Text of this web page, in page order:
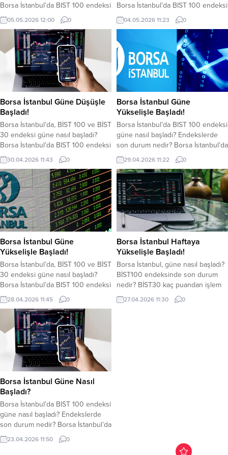
Borsa İstanbul’da BIST 100 endeksi
haftanın ikinci işlem gününe
yükselişle başladı. BIST 100
endeksi önceki kapanışa göre
yaklaşık yüzde 0,22 artış
sağlayarak 14.401,72 puandan
başladı. BİST 100 endeksi, önceki
gün kapanışı 14.369,61 puandan
yaptı. BİST 100 endeksi, saat 11.53...
05.05.2026 12:00 0
Borsa İstanbul’da BIST 100 endeksi
haftanın ilk işlem gününe yükselişle
başladı. BIST 100 endeksi önceki
kapanışa göre yaklaşık yüzde 0,45
artış sağlayarak 14.506,83 puandan
başladı. BİST 100 endeksi, önceki
gün kapanışı 14.442,56 puandan
yaptı. BİST 100 endeksi, saat 11.19...
04.05.2026 11:23 0
Borsa İstanbul Güne Düşüşle
Başladı!
Borsa İstanbul’da, BİST 100 ve BİST
30 endeksi güne nasıl başladı?
Borsa İstanbul’da BIST 100 endeksi
güne düşüşle başladı. BIST 100
endeksi önceki kapanışa göre
yaklaşık yüzde 0,19 azalışla
14.284,04 puandan başladı. BİST
100 endeksi, önceki gün kapanışı
14.311,19 puandan yaptı. BİST 100
endeksi, saat 11.40 itibariyle
14.347,30 puandan işlem...
30.04.2026 11:43 0
Borsa İstanbul Güne
Yükselişle Başladı!
Borsa İstanbul’da BIST 100 endeksi
güne nasıl başladı? Endekslerde
son durum nedir? Borsa İstanbul’da
BIST 100 endeksi, güne yükselişle
başladı. BIST 100 endeksi önceki
kapanışa göre yaklaşık yüzde 0,64
artış sağlayarak 14.421,65 puandan
başladı. BİST 100 endeksi, dün
kapanışı 14.329,34 puandan yaptı.
BİST 100 endeksi, saat 11.19
itibariyle 14.441,20 puandan...
29.04.2026 11:22 0
Borsa İstanbul Güne
Yükselişle Başladı!
Borsa İstanbul’da, BİST 100 ve BİST
30 endeksi güne nasıl başladı?
Borsa İstanbul’da BIST 100 endeksi
haftanın ikinci işlem gününde
yükselişle başladı. BIST 100
endeksi önceki kapanışa göre
yaklaşık yüzde 0,10 artış sağlayarak
14.608,52 puandan başladı. BİST
100 endeksi, önceki gün kapanışı
14.594,01 puandan yaptı. BİST 100
endeksi, saat 11.43...
28.04.2026 11:45 0
Borsa İstanbul Haftaya
Yükselişle Başladı!
Borsa İstanbul, güne nasıl başladı?
BİST100 endeksinde son durum
nedir? BİST30 kaç puandan işlem
görüyor? işte detaylar… Borsa
İstanbul’da BIST 100 endeksi,
27.04.2026 11:30 0
Borsa İstanbul Güne Nasıl
Başladı?
Borsa İstanbul’da BIST 100 endeksi
güne nasıl başladı? Endekslerde
son durum nedir? Borsa İstanbul’da
BIST 100 endeksi, güne hafif
yükselişle başladı. Orta Doğudaki
23.04.2026 11:50 0